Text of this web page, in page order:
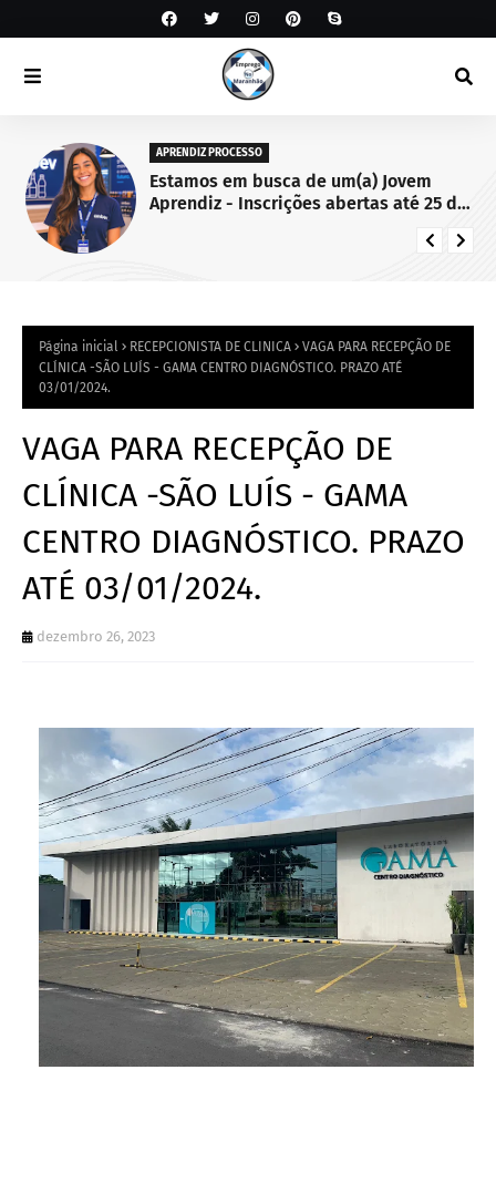
APRENDIZ PROCESSO
Estamos em busca de um(a) Jovem
Aprendiz - Inscrições abertas até 25 de
Página inicial RECEPCIONISTA DE CLINICA
VAGA PARA RECEPÇÃO DE
CLÍNICA -SÃO LUÍS - GAMA CENTRO DIAGNÓSTICO. PRAZO ATÉ
03/01/2024.
VAGA PARA RECEPÇÃO DE
CLÍNICA -SÃO LUÍS - GAMA
CENTRO DIAGNÓSTICO. PRAZO
ATÉ 03/01/2024.
dezembro 26, 2023